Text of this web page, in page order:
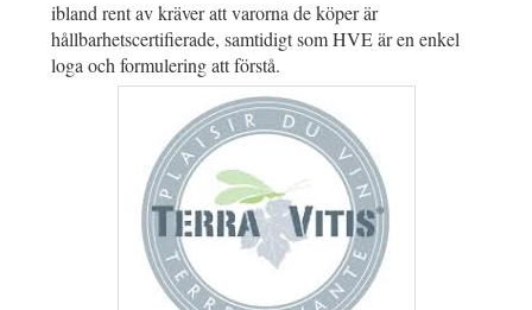
ibland rent av kräver att varorna de köper är
hållbarhetscertifierade, samtidigt som HVE är en enkel
loga och formulering att förstå.